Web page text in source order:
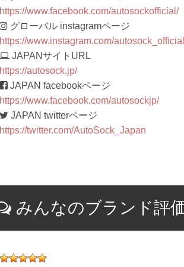
https://www.facebook.com/autosockofficial/
グローバル instagramページ
https://www.instagram.com/
JAPANサイトURL
https://autosock.jp/
JAPAN facebookページ
https://www.facebook.com/autosockjp/
JAPAN twitterページ
https://twitter.com/AutoSock_Japan
みんなのブランド評